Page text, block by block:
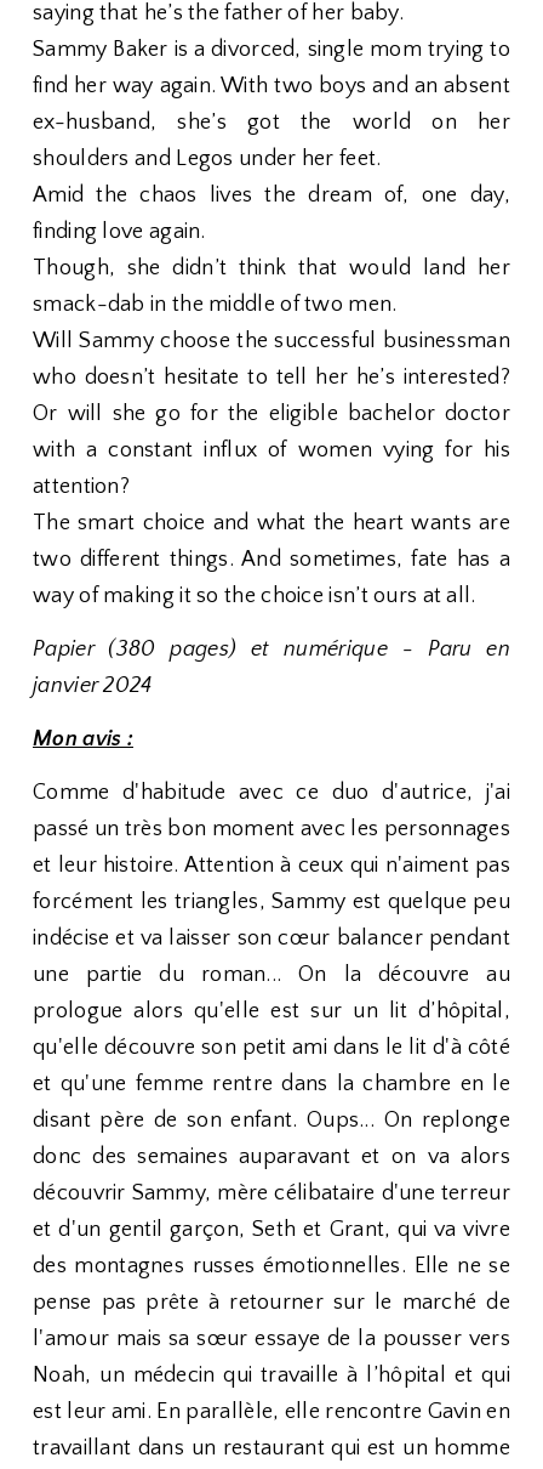
saying that he’s the father of her baby.
Sammy Baker is a divorced, single mom trying to
find her way again. With two boys and an absent
ex-husband, she’s got the world on her
shoulders and Legos under her feet.
Amid the chaos lives the dream of, one day,
finding love again.
Though, she didn’t think that would land her
smack-dab in the middle of two men.
Will Sammy choose the successful businessman
who doesn’t hesitate to tell her he’s interested?
Or will she go for the eligible bachelor doctor
with a constant influx of women vying for his
attention?
The smart choice and what the heart wants are
two different things. And sometimes, fate has a
way of making it so the choice isn’t ours at all.
Papier (380 pages) et numérique - Paru en
janvier 2024
Mon avis :
Comme d'habitude avec ce duo d'autrice, j'ai
passé un très bon moment avec les personnages
et leur histoire. Attention à ceux qui n'aiment pas
forcément les triangles, Sammy est quelque peu
indécise et va laisser son cœur balancer pendant
une partie du roman... On la découvre au
prologue alors qu'elle est sur un lit d’hôpital,
qu'elle découvre son petit ami dans le lit d'à côté
et qu'une femme rentre dans la chambre en le
disant père de son enfant. Oups... On replonge
donc des semaines auparavant et on va alors
découvrir Sammy, mère célibataire d'une terreur
et d'un gentil garçon, Seth et Grant, qui va vivre
des montagnes russes émotionnelles. Elle ne se
pense pas prête à retourner sur le marché de
l'amour mais sa sœur essaye de la pousser vers
Noah, un médecin qui travaille à l’hôpital et qui
est leur ami. En parallèle, elle rencontre Gavin en
travaillant dans un restaurant qui est un homme